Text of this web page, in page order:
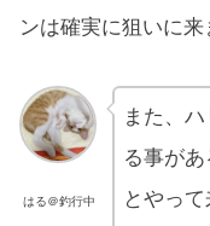
ンは確実に狙いに来
はる＠釣行中
また、
る事が
とやっ